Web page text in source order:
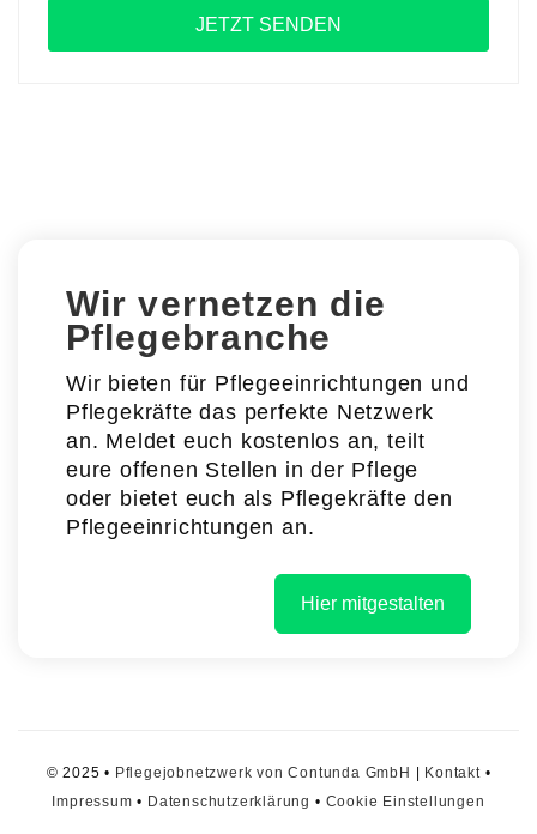
Wir vernetzen die
Pflegebranche
Wir bieten für Pflegeeinrichtungen und
Pflegekräfte das perfekte Netzwerk
an. Meldet euch kostenlos an, teilt
eure offenen Stellen in der Pflege
oder bietet euch als Pflegekräfte den
Pflegeeinrichtungen an.
Hier mitgestalten
© 2025 • Pflegejobnetzwerk von Contunda GmbH Kontakt•
Impressum • Datenschutzerklärung • Cookie Einstellungen